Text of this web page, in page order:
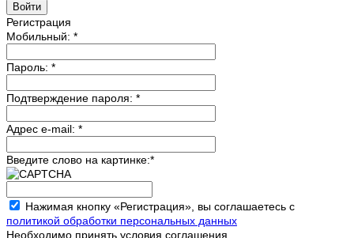
Регистрация
Мобильный: *
Пароль: *
Подтверждение пароля: *
Адрес e-mail: *
Введите слово на картинке:*
Нажимая кнопку «Регистрация», вы соглашаетесь с
политикой обработки персональных данных
Необходимо принять условия соглашения